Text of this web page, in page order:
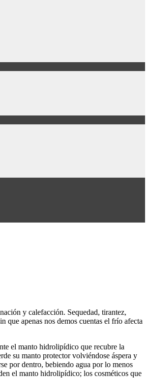
y calefacción. Sequedad, tirantez,
que apenas nos demos cuentas el frío afecta
el manto hidrolipídico que recubre la
su manto protector volviéndose áspera y
por dentro, bebiendo agua por lo menos
el manto hidrolipídico; los cosméticos que